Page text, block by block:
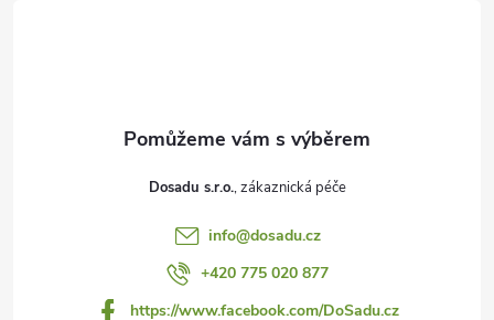
Dosadu s.r.o.
info@dosadu.cz
+420 775 020 877
https://www.facebook.com/DoSadu.cz